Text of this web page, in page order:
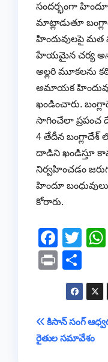
సందర్భంగా
మాట్లాడుతూ
హిందువులపై
హేయమైన చర్య
అల్లరి మూకలను
అమాయక
ఖండించారు.
సాగించేలా ప్రపంచ
4 తేదీన బంగ్లాదేశ్
దాడిని ఖండిస్తూ
నిర్వహించడం
హిందూ
కోరారు.
F
a
c
e
b
o
T
er
Pr
in h
ar
e
Post
కిసాన్ సంగ్
రైతుల సమావేశం